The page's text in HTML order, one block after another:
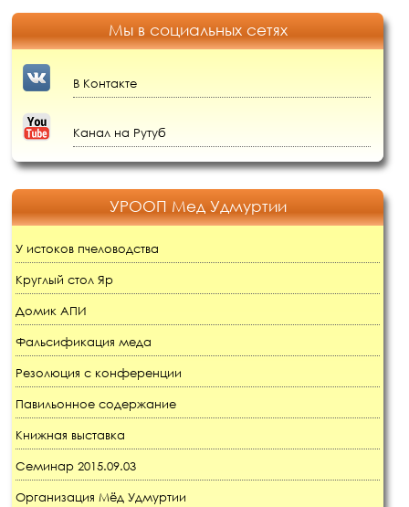
Мы в социальных сетях
В Контакте
Канал на Рутуб
УРООП Мед Удмуртии
У истоков пчеловодства
Круглый стол Яр
Домик АПИ
Фальсификация меда
Резолюция с конференции
Павильонное содержание
Книжная выставка
Семинар 2015.09.03
Организация Мёд Удмуртии